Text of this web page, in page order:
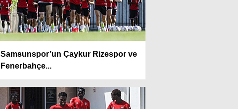
Samsunspor’un Çaykur Rizespor ve
Fenerbahçe...